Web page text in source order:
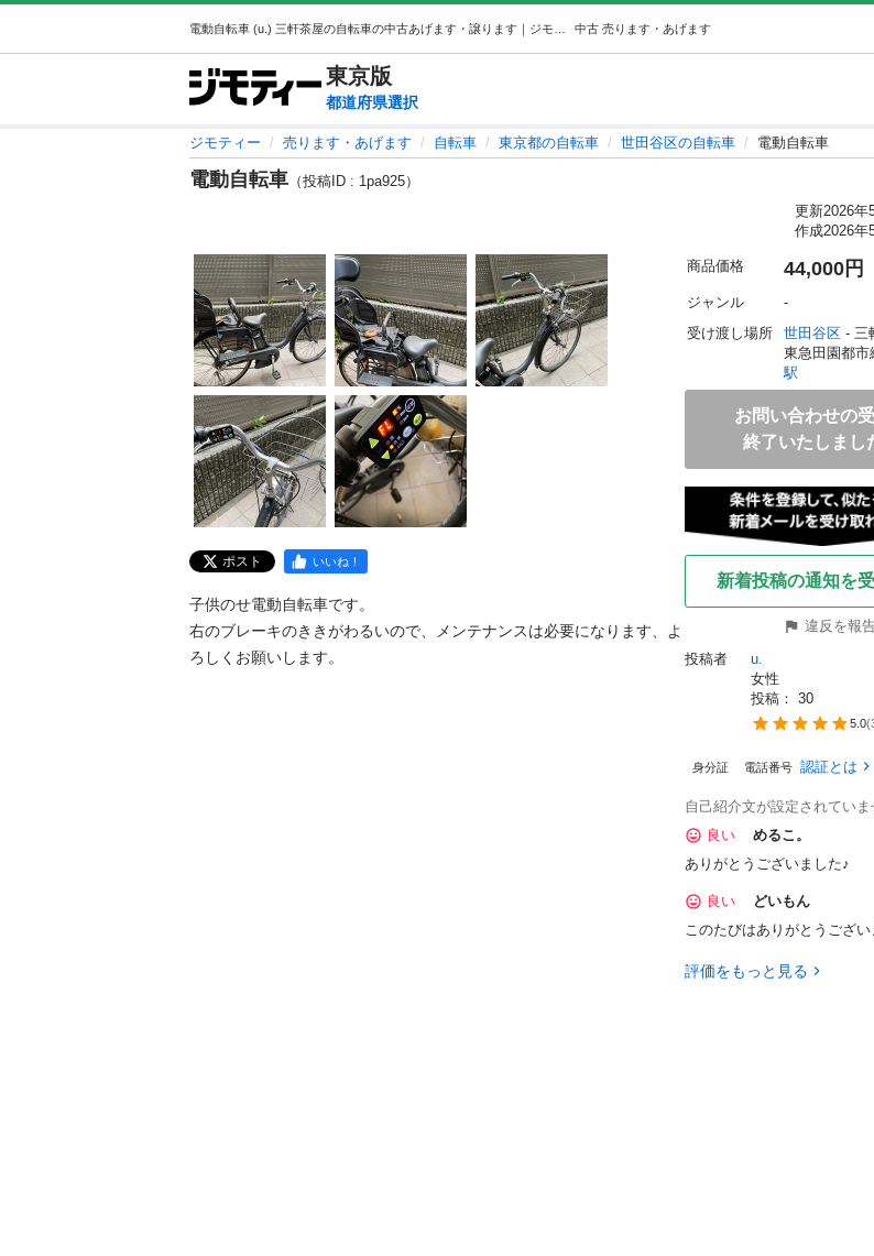
中古 売ります・あげます
東京版
都道府県選択
ジモティー 売ります・あげます 自転車 東京都の自転車 世田谷区の自転車 電動自転車
電動自転車 （投稿ID : 1pa925）
更新2026年
作成2026年
ポスト いいね！
子供のせ電動自転車です。
右のブレーキのききがわるいので、メンテナンスは必要になります、よ
ろしくお願いします。
商品価格 44,000円
ジャンル
-
受け渡し場所
世田谷区 - 三
東急田園都市
駅
お問い合わせの
終了いたしまし
新着投稿の通知を
違反を報
投稿者
u.
女性
投稿： 30
5.0(
身分証 電話番号 認証とは
自己紹介文が設定されていま
良い
めるこ。
ありがとうございました♪
良い
どいもん
このたびはありがとうござい
評価をもっと見る